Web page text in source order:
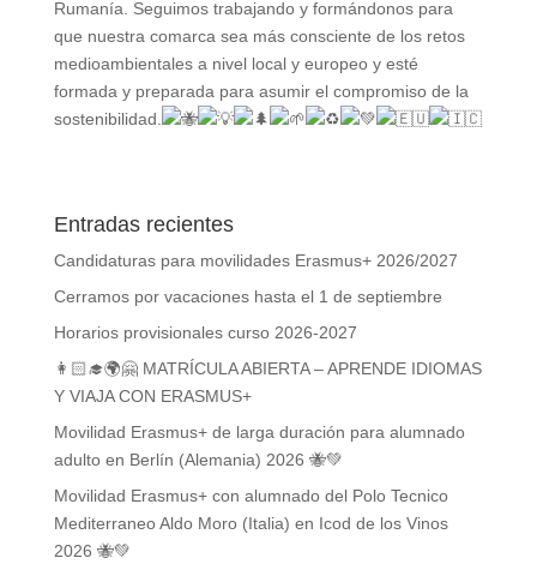
Rumanía. Seguimos trabajando y formándonos para
que nuestra comarca sea más consciente de los retos
medioambientales a nivel local y europeo y esté
formada y preparada para asumir el compromiso de la
sostenibilidad.
Entradas recientes
Candidaturas para movilidades Erasmus+ 2026/2027
Cerramos por vacaciones hasta el 1 de septiembre
Horarios provisionales curso 2026-2027
👩🏻‍🎓🌍🤗 MATRÍCULA ABIERTA – APRENDE IDIOMAS
Y VIAJA CON ERASMUS+
Movilidad Erasmus+ de larga duración para alumnado
adulto en Berlín (Alemania) 2026 🐝💚
Movilidad Erasmus+ con alumnado del Polo Tecnico
Mediterraneo Aldo Moro (Italia) en Icod de los Vinos
2026 🐝💚